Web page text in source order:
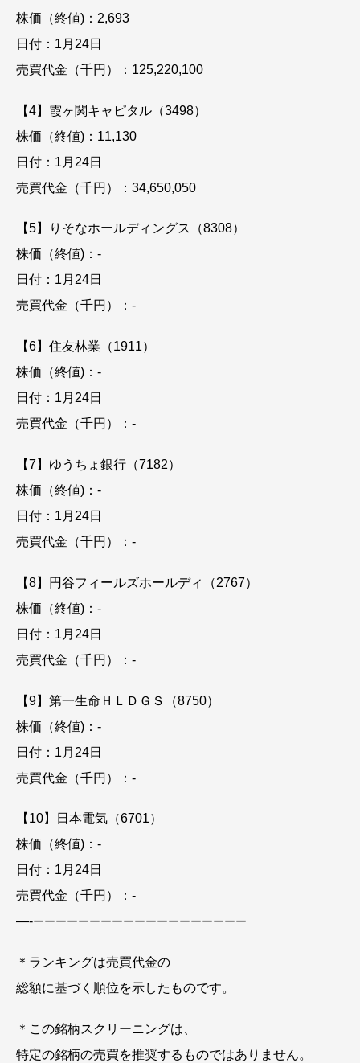
株価（終値)：2,693
日付：1月24日
売買代金（千円）：125,220,100
【4】霞ヶ関キャピタル（3498）
株価（終値)：11,130
日付：1月24日
売買代金（千円）：34,650,050
【5】りそなホールディングス（8308）
株価（終値)：-
日付：1月24日
売買代金（千円）：-
【6】住友林業（1911）
株価（終値)：-
日付：1月24日
売買代金（千円）：-
【7】ゆうちょ銀行（7182）
株価（終値)：-
日付：1月24日
売買代金（千円）：-
【8】円谷フィールズホールディ（2767）
株価（終値)：-
日付：1月24日
売買代金（千円）：-
【9】第一生命ＨＬＤＧＳ（8750）
株価（終値)：-
日付：1月24日
売買代金（千円）：-
【10】日本電気（6701）
株価（終値)：-
日付：1月24日
売買代金（千円）：-
—-ーーーーーーーーーーーーーーーーーーー
＊ランキングは売買代金の
総額に基づく順位を示したものです。
＊この銘柄スクリーニングは、
特定の銘柄の売買を推奨するものではありません。